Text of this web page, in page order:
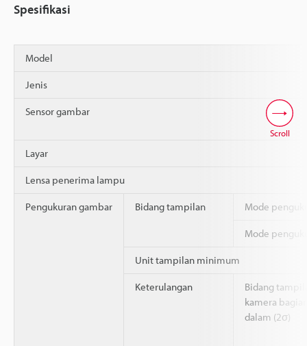
Spesifikasi
Model
Jenis
Sensor gambar
Layar
Lensa penerima lampu
Pengukuran gambar Bidang tampilan Mode
Mode
Unit tampilan minimum
Keterulangan
Bidang
kamera
dalam (2σ)
Scroll